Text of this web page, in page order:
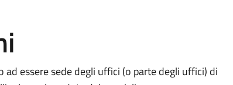
essere sede degli uffici (o parte degli uffici) di